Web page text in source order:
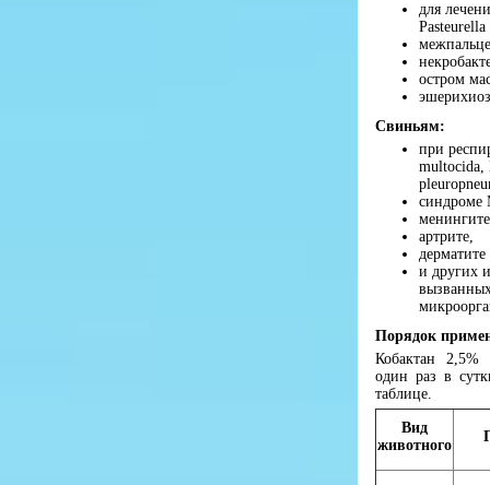
для
остром
Свиньям:
при
multocida,
синдроме
артрите,
дерматите
и других
Порядок
Кобактан
один раз в
таблице.
Вид
животного